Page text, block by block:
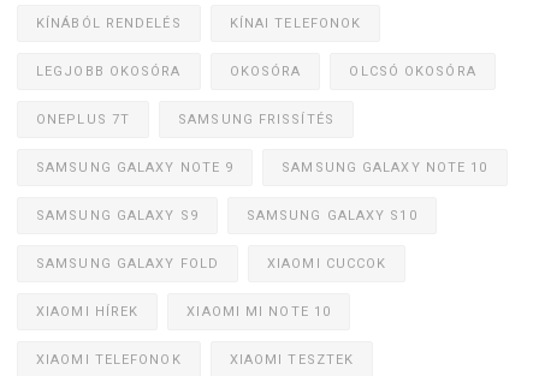
KÍNÁBÓL RENDELÉS KÍNAI TELEFONOK
LEGJOBB OKOSÓRA OKOSÓRA OLCSÓ OKOSÓRA
ONEPLUS 7T SAMSUNG FRISSÍTÉS
SAMSUNG GALAXY NOTE 9 SAMSUNG GALAXY NOTE 10
SAMSUNG GALAXY S9 SAMSUNG GALAXY S10
SAMSUNG GALAXY FOLD XIAOMI CUCCOK
XIAOMI HÍREK XIAOMI MI NOTE 10
XIAOMI TELEFONOK XIAOMI TESZTEK